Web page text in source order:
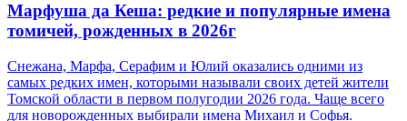
Марфуша да Кеша: редкие и популярные имена
томичей, рожденных в 2026г
Снежана, Марфа, Серафим и Юлий оказались одними из
самых редких имен, которыми называли своих детей жители
Томской области в первом полугодии 2026 года. Чаще всего
для новорожденных выбирали имена Михаил и Софья.